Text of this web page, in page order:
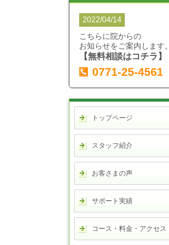
2022/04/14
こちらに院からの
お知らせをご案内します。
【無料相談はコチラ】
0771-25-4561
トップページ
スタッフ紹介
お客さまの声
サポート実績
コース・料金・アクセス